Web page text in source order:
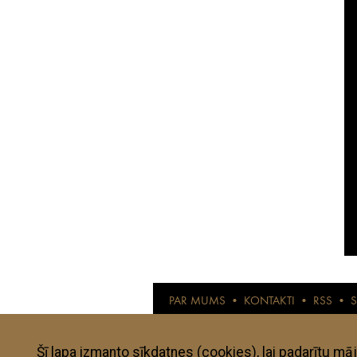
PAR MUMS • KONTAKTI • RSS •
Anothertravelguide.lv ir interneta žurnāls